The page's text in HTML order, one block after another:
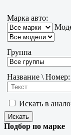
Марка авто:
Группа
Название \ Номер:
Искать в
Подбор по марке